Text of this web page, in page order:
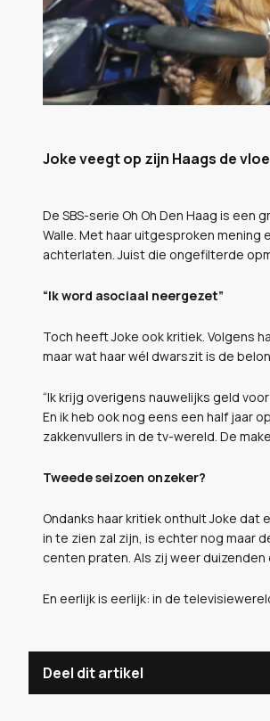
Joke veegt op zijn Haags de
De SBS-serie Oh Oh Den Haag is
Walle. Met haar uitgesproken
achterlaten. Juist die ongefilterde
“Ik word asociaal neergezet”
Toch heeft Joke ook kritiek. Volgens
maar wat haar wél dwarszit is de
“Ik krijg overigens nauwelijks geld
En ik heb ook nog eens een half jaar
zakkenvullers in de tv-wereld. De
Tweede seizoen onzeker?
Ondanks haar kritiek onthult Joke dat
in te zien zal zijn, is echter nog maar
centen praten. Als zij weer duizenden
En eerlijk is eerlijk: in de
Deel dit artikel